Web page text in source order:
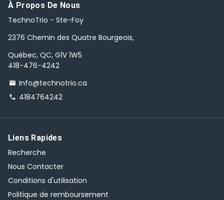
À Propos De Nous
TechnoTrio - Ste-Foy
2376 Chemin des Quatre Bourgeois,
Québec, QC, G1V 1W5
418-476-4242
email Info@technotrio.ca
phone 4184764242
Liens Rapides
Recherche
Nous Contacter
Conditions d'utilisation
Politique de remboursement